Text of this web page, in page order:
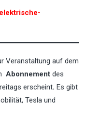
elektrische-
Veranstaltung auf dem
Abonnement des
erscheint. Es gibt
Tesla und